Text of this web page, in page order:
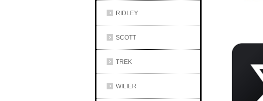
RIDLEY
SCOTT
TREK
WILIER